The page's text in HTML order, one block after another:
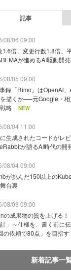
記事
08/06 09:00
1.6倍、変更行数1.8倍、
が進めるAI駆動開
08/05 09:00
録「Rimo」はOpenAI
描くか──元Google・
略
NEW
08/04 11:00
生成されたコードがレ
が語るAI時代の開
08/04 09:00
が挑んだ150以上の
台裏
08/03 09:00
の成果物の質を上げる
」～仕様を、書く前に
の依頼で80点」を目指す
新着記事一